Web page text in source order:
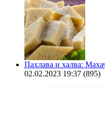
Пахлава и халва:
02.02.2023 19:37 (895)